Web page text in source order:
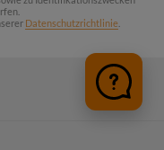
Datenschutzrichtlinie